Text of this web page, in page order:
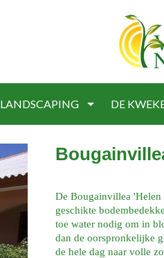
LANDSCAPING DE
De Bougainvillea 'Helen
geschikte
toe water nodig om in
dan de oorspronkelijke
de hele dag naar volle